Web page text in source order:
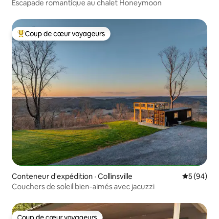
Escapade romantique au chalet Honeymoon
Coup de cœur voyageurs parmi les plus aimés
Coup de cœur voyageurs
Conteneur d'expédition · Collinsville Note
5 (94)
Couchers de soleil bien-aimés avec jacuzzi